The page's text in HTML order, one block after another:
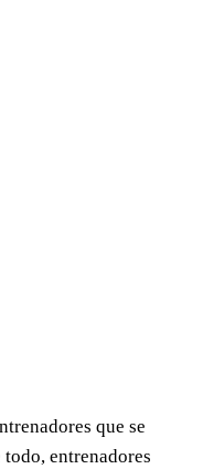
que se
entrenadores